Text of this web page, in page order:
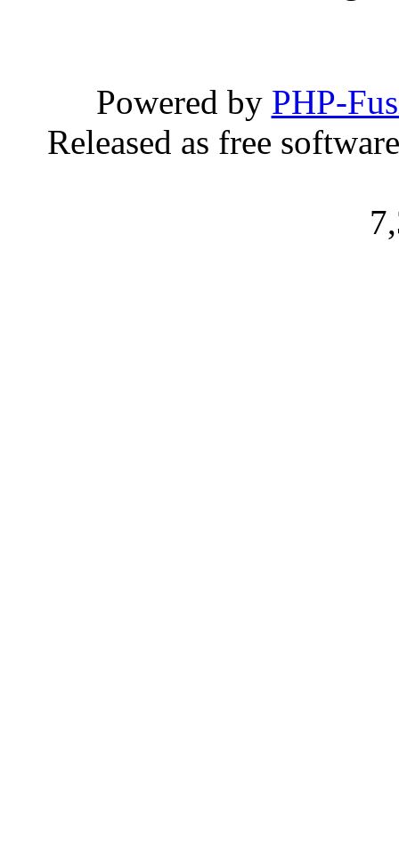
Powered by PHP-
Released as free